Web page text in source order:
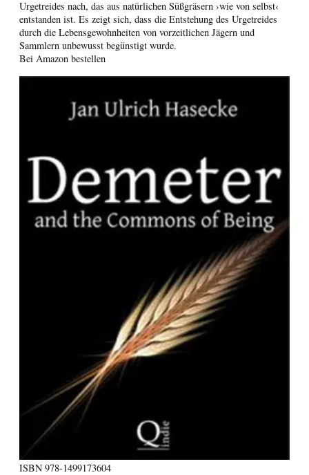
Urgetreides nach, das aus natürlichen Süßgräsern ›wie von selbst‹
entstanden ist. Es zeigt sich, dass die Entstehung des Urgetreides
durch die Lebensgewohnheiten von vorzeitlichen Jägern und
Sammlern unbewusst begünstigt wurde.
Bei Amazon bestellen
ISBN 978-1499173604